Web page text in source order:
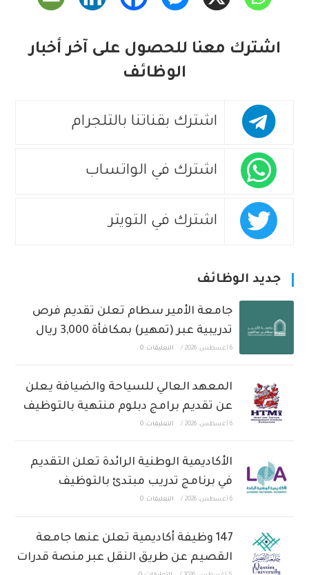
اشترك معنا للحصول على آخر أخبار
الوظائف
اشترك بقناتنا بالتلجرام
اشترك في الواتساب
اشترك في التويتر
جديد الوظائف
جامعة الأمير سطام تعلن تقديم فرص
تدريبية عبر (تمهير) بمكافأة 3,000 ريال
6 أغسطس، 2026 / التعليقات: 0
المعهد العالي للسياحة والضيافة يعلن
عن تقديم برامج دبلوم منتهية بالتوظيف
6 أغسطس، 2026 / التعليقات: 0
الأكاديمية الوطنية الرائدة تعلن التقديم
في برنامج تدريب مبتدئ بالتوظيف
6 أغسطس، 2026 / التعليقات: 0
147 وظيفة أكاديمية تعلن عنها جامعة
القصيم عن طريق النقل عبر منصة قدرات